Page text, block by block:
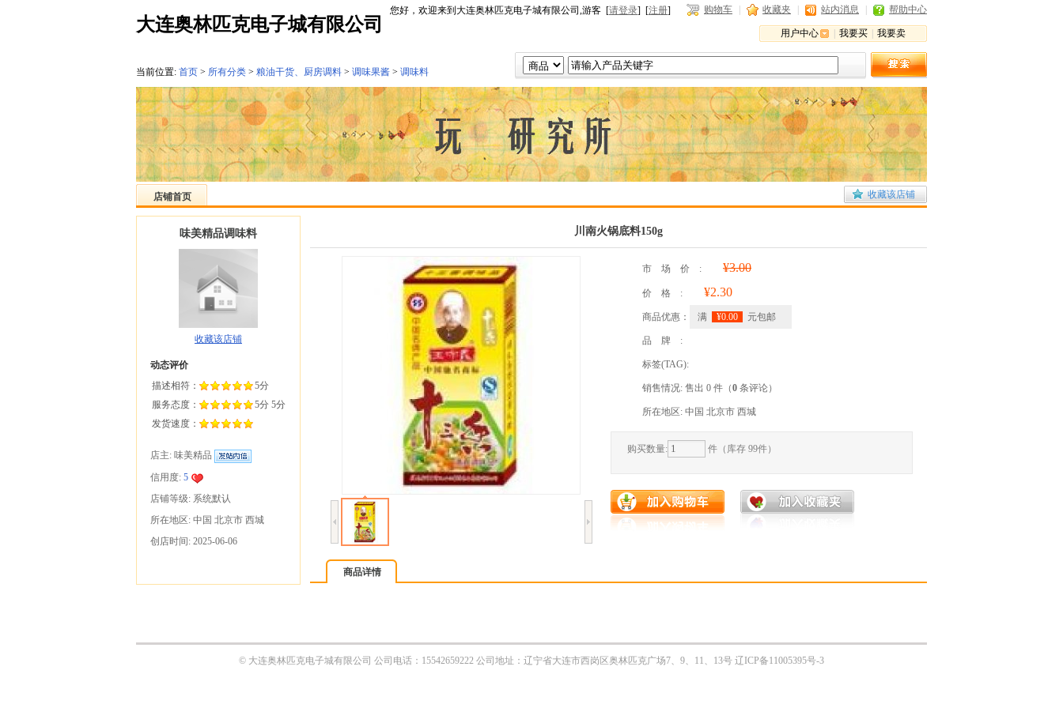
大连奥林匹克电子城有限公司
您好，欢迎来到大连奥林匹克电子城有限公司,游客 [请登录] [注册] 购物车 收藏夹 站内消息 帮助中心
用户中心 我要买 我要卖
当前位置: 首页 > 所有分类 > 粮油干货、厨房调料 > 调味果酱 > 调味料
店铺首页 收藏该店铺
川南火锅底料150g
市场价: ¥3.00
价格: ¥2.30
商品优惠： 满 ¥0.00 元包邮
品牌:
标签(TAG):
销售情况: 售出 0 件（0 条评论）
所在地区: 中国 北京市 西城
购买数量: 件（库存 99件）
商品详情
© 大连奥林匹克电子城有限公司 公司电话：15542659222 公司地址：辽宁省大连市西岗区奥林匹克广场7、9、11、13号 辽ICP备11005395号-3